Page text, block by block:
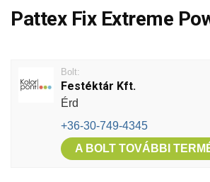
Pattex Fix Extreme
Bolt:
Festéktár Kft.
Érd
+36-30-749-4345
A BOLT TOVÁBBI